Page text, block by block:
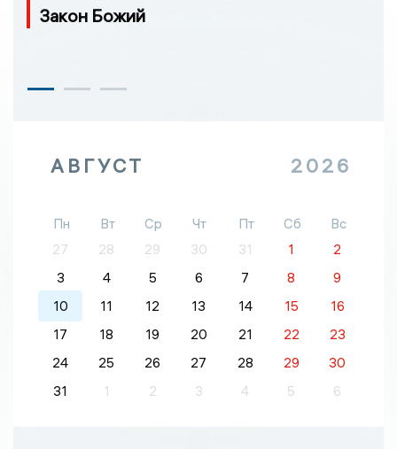
Закон Божий
АВГУСТ 2026
Пн Вт Ср Чт Пт Сб
Вс
27
28 29 30 31 1
2
3
4 5 6 7 8
9
10
11 12 13 14 15
16
17
18 19 20 21 22
23
24
25 26 27 28 29
30
31
1 2 3 4 5 6